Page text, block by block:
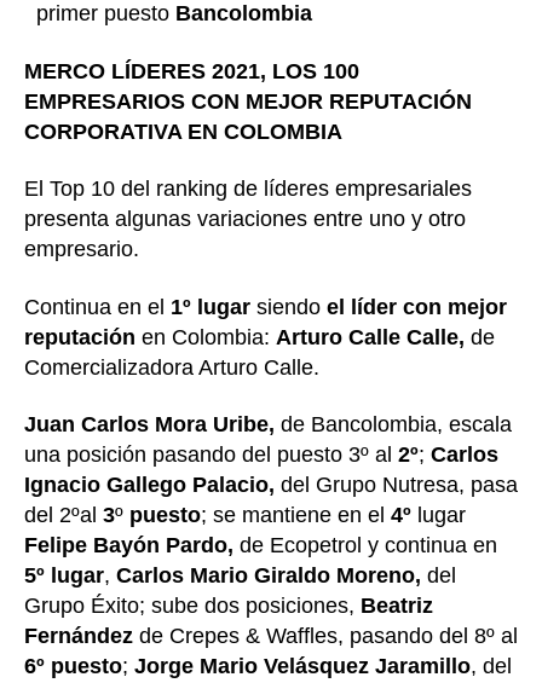
primer puesto Bancolombia
MERCO LÍDERES 2021, LOS 100
EMPRESARIOS CON MEJOR REPUTACIÓN
CORPORATIVA EN COLOMBIA
El Top 10 del ranking de líderes empresariales
presenta algunas variaciones entre uno y otro
empresario.
Continua en el 1º lugar siendo el líder con mejor
reputación en Colombia: Arturo Calle Calle, de
Comercializadora Arturo Calle.
Juan Carlos Mora Uribe, de Bancolombia, escala
una posición pasando del puesto 3º al 2º; Carlos
Ignacio Gallego Palacio, del Grupo Nutresa, pasa
del 2ºal 3º puesto; se mantiene en el 4º lugar
Felipe Bayón Pardo, de Ecopetrol y continua en
5º lugar, Carlos Mario Giraldo Moreno, del
Grupo Éxito; sube dos posiciones, Beatriz
Fernández de Crepes & Waffles, pasando del 8º al
6º puesto; Jorge Mario Velásquez Jaramillo, del